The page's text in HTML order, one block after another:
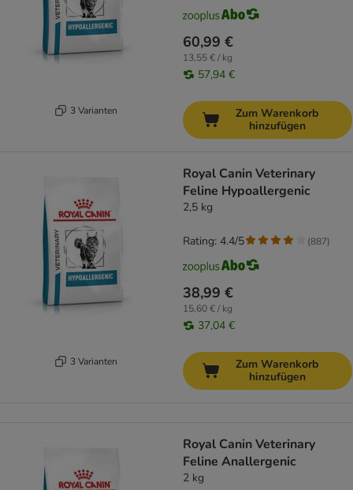
3 Varianten
60,99 €
13,55 € / kg
57,94 €
Zum Warenkorb
hinzufügen
3 Varianten
Royal Canin Veterinary
Feline Hypoallergenic
2,5 kg
38,99 €
15,60 € / kg
37,04 €
Rating: 4.4/5 (887)
Zum Warenkorb
hinzufügen
Royal Canin Veterinary
Feline Anallergenic
2 kg